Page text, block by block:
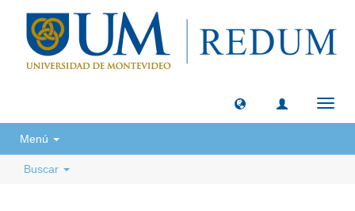
Menú
Buscar